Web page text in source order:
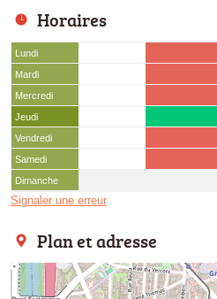
Horaires
Lundi
Mardi
Mercredi
Jeudi
Vendredi
Samedi
Dimanche
Signaler une erreur
Plan et adresse